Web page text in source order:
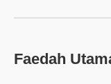
Faedah